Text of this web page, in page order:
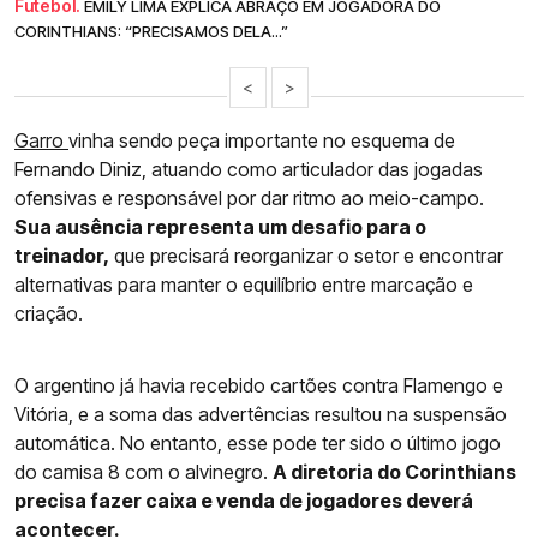
Futebol. EMILY LIMA EXPLICA ABRAÇO EM JOGADORA DO
CORINTHIANS: “PRECISAMOS DELA...”
< >
Garro vinha sendo peça importante no esquema de
Fernando Diniz, atuando como articulador das jogadas
ofensivas e responsável por dar ritmo ao meio-campo.
Sua ausência representa um desafio para o
treinador, que precisará reorganizar o setor e encontrar
alternativas para manter o equilíbrio entre marcação e
criação.
O argentino já havia recebido cartões contra Flamengo e
Vitória, e a soma das advertências resultou na suspensão
automática. No entanto, esse pode ter sido o último jogo
do camisa 8 com o alvinegro. A diretoria do Corinthians
precisa fazer caixa e venda de jogadores deverá
acontecer.